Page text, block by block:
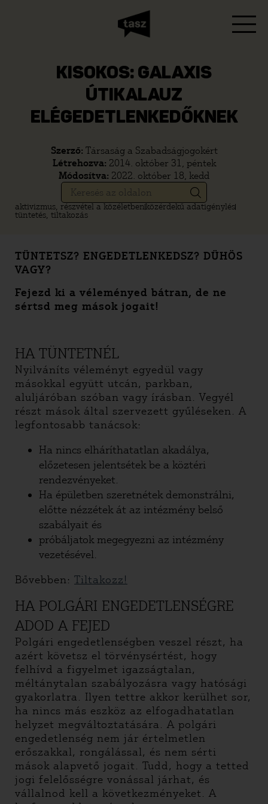
KISOKOS: GALAXIS
ÚTIKALAUZ
ELÉGEDETLENKEDŐKNEK
Szerző: Társaság a Szabadságjogokért
Létrehozva: 2014. október 31, péntek
Módosítva: 2022. október 18, kedd
aktivizmus, részvétel a közéletbenközérdekű adatigénylés
tüntetés, tiltakozás
TÜNTETSZ? ENGEDETLENKEDSZ? DÜHÖS
VAGY?
Fejezd ki a véleményed bátran, de ne
sértsd meg mások jogait!
HA TÜNTETNÉL
Nyilváníts véleményt egyedül vagy
másokkal együtt utcán, parkban,
aluljáróban szóban vagy írásban. Vegyél
részt mások által szervezett gyűléseken. A
legfontosabb tanácsok:
Ha nincs elháríthatatlan akadálya,
előzetesen jelentsétek be a köztéri
rendezvényeket.
Ha épületben szeretnétek demonstrálni,
előtte nézzétek át az intézmény belső
szabályait és
próbáljatok megegyezni az intézmény
vezetésével.
Bővebben: Tiltakozz!
HA POLGÁRI ENGEDETLENSÉGRE
ADOD A FEJED
Polgári engedetlenségben veszel részt, ha
azért követsz el törvénysértést, hogy
felhívd a figyelmet igazságtalan,
méltánytalan szabályozásra vagy hatósági
gyakorlatra. Ilyen tettre akkor kerülhet sor,
ha nincs más eszköz az elfogadhatatlan
helyzet megváltoztatására. A polgári
engedetlenség nem jár értelmetlen
erőszakkal, rongálással, és nem sérti
mások alapvető jogait. Tudd, hogy a tetted
jogi felelősségre vonással járhat, és
vállalnod kell a következményeket. A